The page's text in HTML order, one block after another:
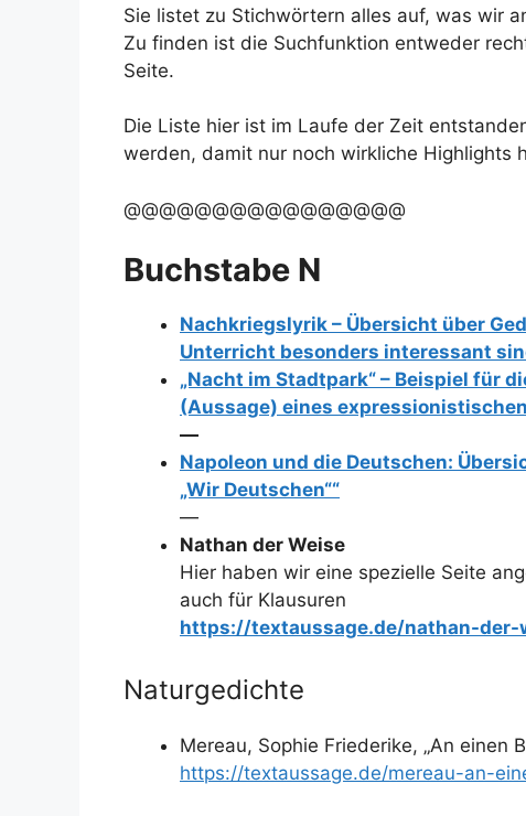
Sie listet zu Stichwörtern alles auf, was wir
Zu finden ist die Suchfunktion entweder
Seite.
Die Liste hier ist im Laufe der Zeit
werden, damit nur noch wirkliche Highlights
@@@@@@@@@@@@@@@@
Buchstabe N
Nachkriegslyrik – Übersicht über
Unterricht besonders interessant
„Nacht im Stadtpark“ – Beispiel für
(Aussage) eines
—
Napoleon und die Deutschen:
„Wir Deutschen““
—
Nathan der Weise
Hier haben wir eine spezielle Seite
auch für Klausuren
https://textaussage.de/nathan-
Naturgedichte
Mereau, Sophie Friederike, „An einen
https://textaussage.de/mereau-an-